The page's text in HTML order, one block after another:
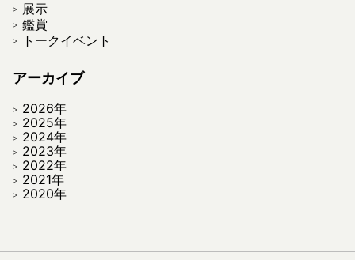
展示
鑑賞
トークイベント
アーカイブ
2026年
2025年
2024年
2023年
2022年
2021年
2020年